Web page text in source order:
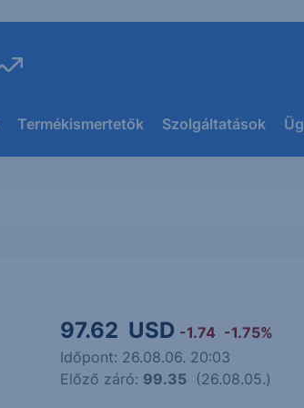
Termékismertetők Szolgáltatások
97.62 USD -1.74 -1.75%
Időpont: 26.08.06. 20:03
Előző záró: 99.35 (26.08.05.)